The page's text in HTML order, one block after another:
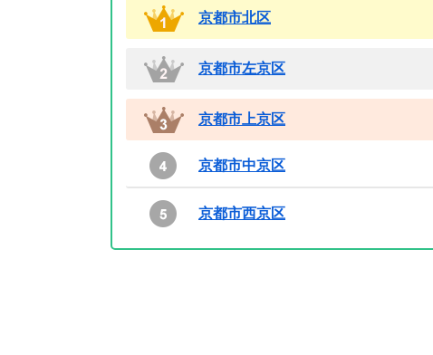
京都市北区
京都市左京区
京都市上京区
京都市中京区
京都市西京区